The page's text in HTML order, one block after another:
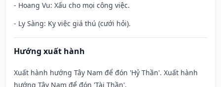
- Hoang Vu: Xấu cho mọi công việc.
- Ly Sàng: Kỵ việc giá thú (cưới hỏi).
Hướng xuất hành
Xuất hành hướng Tây Nam để đón 'Hỷ Thần'. Xuất hành
hướng Tây Nam để đón 'Tài Thần'.